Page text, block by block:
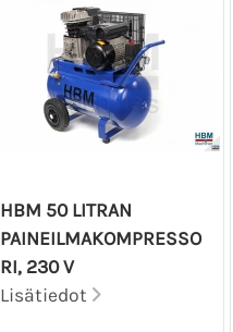
HBM 50 LITRAN
PAINEILMAKOMPRESSO
RI, 230 V
Lisätiedot